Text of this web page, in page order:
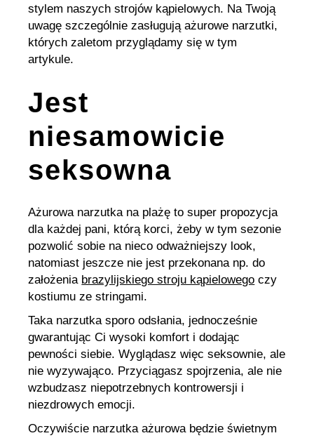
stylem naszych strojów kąpielowych. Na Twoją
uwagę szczególnie zasługują ażurowe narzutki,
których zaletom przyglądamy się w tym
artykule.
Jest
niesamowicie
seksowna
Ażurowa narzutka na plażę to super propozycja
dla każdej pani, którą korci, żeby w tym sezonie
pozwolić sobie na nieco odważniejszy look,
natomiast jeszcze nie jest przekonana np. do
założenia brazylijskiego stroju kąpielowego czy
kostiumu ze stringami.
Taka narzutka sporo odsłania, jednocześnie
gwarantując Ci wysoki komfort i dodając
pewności siebie. Wyglądasz więc seksownie, ale
nie wyzywająco. Przyciągasz spojrzenia, ale nie
wzbudzasz niepotrzebnych kontrowersji i
niezdrowych emocji.
Oczywiście narzutka ażurowa będzie świetnym